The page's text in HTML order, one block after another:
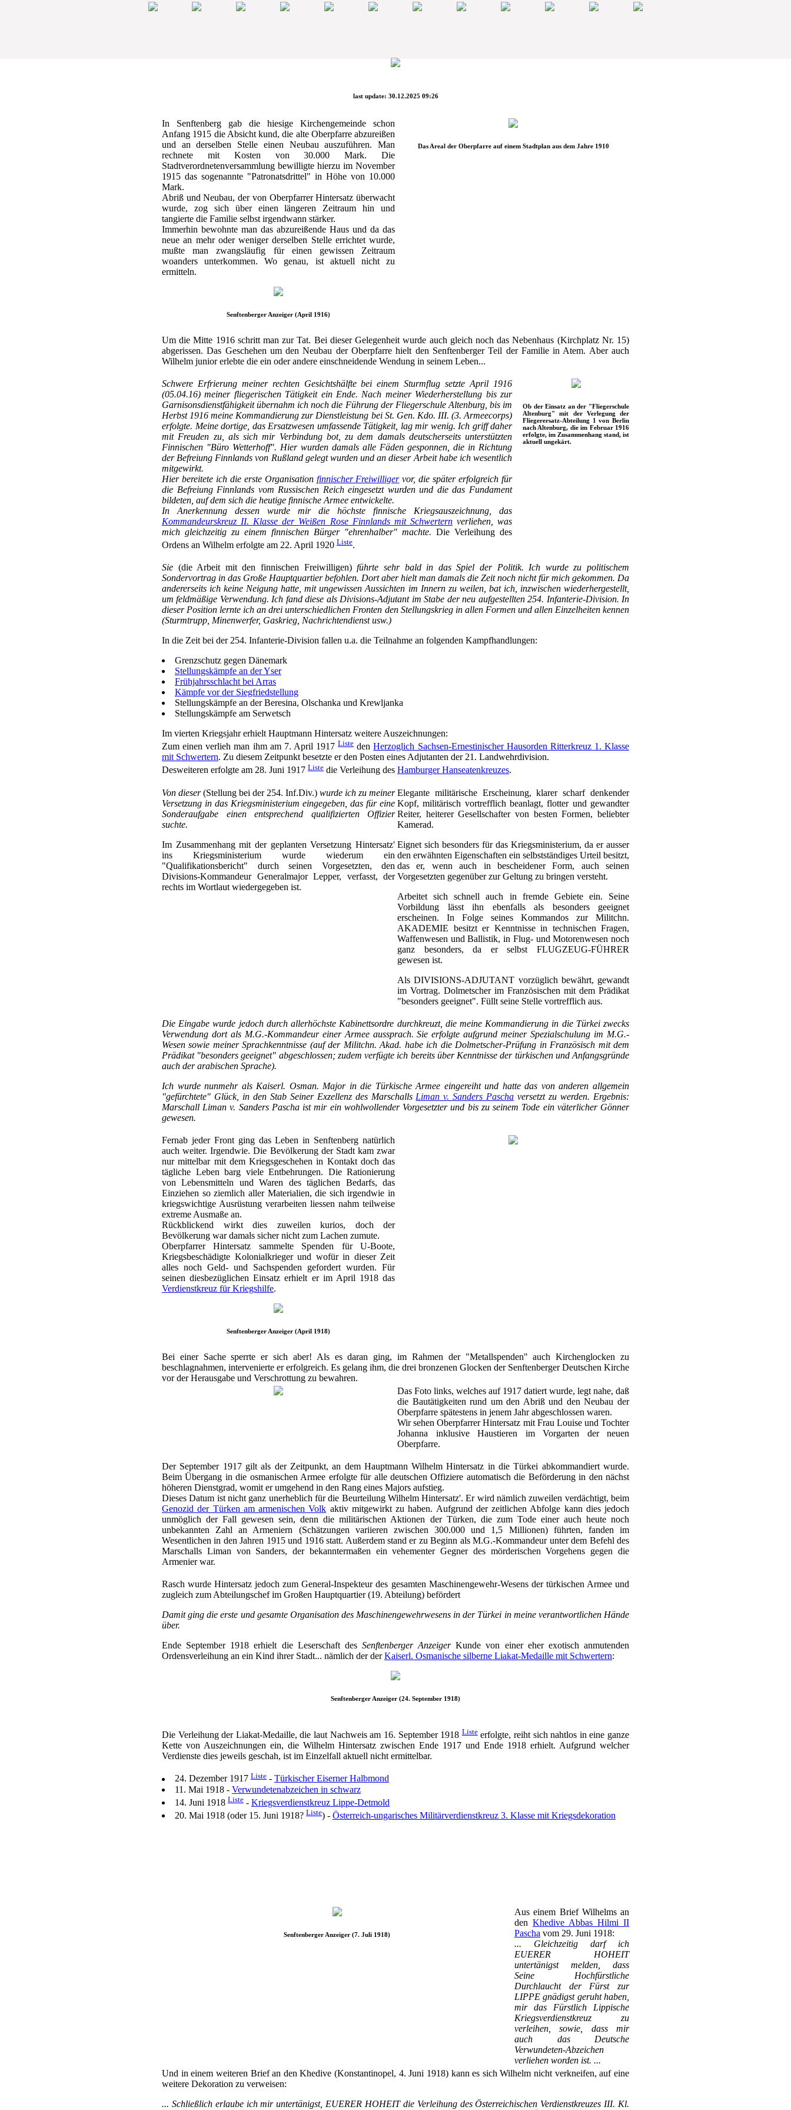
last update: 30.12.2025 09:26
In Senftenberg gab die hiesige Kirchengemeinde schon
Anfang 1915 die Absicht kund, die alte Oberpfarre abzureißen
und an derselben Stelle einen Neubau auszuführen. Man
rechnete mit Kosten von 30.000 Mark. Die
Stadtverordnetenversammlung bewilligte hierzu im November
1915 das sogenannte "Patronatsdrittel" in Höhe von 10.000
Mark.
Abriß und Neubau, der von Oberpfarrer Hintersatz überwacht
wurde, zog sich über einen längeren Zeitraum hin und
tangierte die Familie selbst irgendwann stärker.
Immerhin bewohnte man das abzureißende Haus und da das
neue an mehr oder weniger derselben Stelle errichtet wurde,
mußte man zwangsläufig für einen gewissen Zeitraum
woanders unterkommen. Wo genau, ist aktuell nicht zu
ermitteln.
Senftenberger Anzeiger (April 1916)
Das Areal der Oberpfarre auf einem Stadtplan aus dem Jahre 1910
Um die Mitte 1916 schritt man zur Tat. Bei dieser Gelegenheit wurde auch gleich noch das Nebenhaus (Kirchplatz Nr. 15)
abgerissen. Das Geschehen um den Neubau der Oberpfarre hielt den Senftenberger Teil der Familie in Atem. Aber auch
Wilhelm junior erlebte die ein oder andere einschneidende Wendung in seinem Leben...
Schwere Erfrierung meiner rechten Gesichtshälfte bei einem Sturmflug setzte April 1916
(05.04.16) meiner fliegerischen Tätigkeit ein Ende. Nach meiner Wiederherstellung bis zur
Garnisonsdienstfähigkeit übernahm ich noch die Führung der Fliegerschule Altenburg, bis im
Herbst 1916 meine Kommandierung zur Dienstleistung bei St. Gen. Kdo. III. (3. Armeecorps)
erfolgte. Meine dortige, das Ersatzwesen umfassende Tätigkeit, lag mir wenig. Ich griff daher
mit Freuden zu, als sich mir Verbindung bot, zu dem damals deutscherseits unterstützten
Finnischen "Büro Wetterhoff". Hier wurden damals alle Fäden gesponnen, die in Richtung
der Befreiung Finnlands von Rußland gelegt wurden und an dieser Arbeit habe ich wesentlich
mitgewirkt.
Hier bereitete ich die erste Organisation finnischer Freiwilligervor, die später erfolgreich für
die Befreiung Finnlands vom Russischen Reich eingesetzt wurden und die das Fundament
bildeten, auf dem sich die heutige finnische Armee entwickelte.
In Anerkennung dessen wurde mir die höchste finnische Kriegsauszeichnung, das
Kommandeurskreuz II. Klasse der Weißen Rose Finnlands mit Schwerternverliehen, was
mich gleichzeitig zu einem finnischen Bürger "ehrenhalber" machte. Die Verleihung des
Ordens an Wilhelm erfolgte am 22. April 1920 Liste.
Ob der Einsatz an der "Fliegerschule
Altenburg" mit der Verlegung der
Fliegerersatz-Abteilung 1 von Berlin
nach Altenburg, die im Februar 1916
erfolgte, im Zusammenhang stand, ist
aktuell ungekärt.
Sie (die Arbeit mit den finnischen Freiwilligen)führte sehr bald in das Spiel der Politik. Ich wurde zu politischem
Sondervortrag in das Große Hauptquartier befohlen. Dort aber hielt man damals die Zeit noch nicht für mich gekommen. Da
andererseits ich keine Neigung hatte, mit ungewissen Aussichten im Innern zu weilen, bat ich, inzwischen wiederhergestellt,
um feldmäßige Verwendung. Ich fand diese als Divisions-Adjutant im Stabe der neu aufgestellten 254. Infanterie-Division. In
dieser Position lernte ich an drei unterschiedlichen Fronten den Stellungskrieg in allen Formen und allen Einzelheiten kennen
(Sturmtrupp, Minenwerfer, Gaskrieg, Nachrichtendienst usw.)
In die Zeit bei der 254. Infanterie-Division fallen u.a. die Teilnahme an folgenden Kampfhandlungen:
Grenzschutz gegen Dänemark
Stellungskämpfe an der Yser
Frühjahrsschlacht bei Arras
Kämpfe vor der Siegfriedstellung
Stellungskämpfe an der Beresina, Olschanka und Krewljanka
Stellungskämpfe am Serwetsch
Im vierten Kriegsjahr erhielt Hauptmann Hintersatz weitere Auszeichnungen:
Zum einen verlieh man ihm am 7. April 1917ListedenHerzoglich Sachsen-Ernestinischer Hausorden Ritterkreuz 1. Klasse
mit Schwertern. Zu diesem Zeitpunkt besetzte er den Posten eines Adjutanten der 21. Landwehrdivision.
Desweiteren erfolgte am 28. Juni 1917 Liste die Verleihung des Hamburger Hanseatenkreuzes.
Von dieser(Stellung bei der 254. Inf.Div.) wurde ich zu meiner
Versetzung in das Kriegsministerium eingegeben, das für eine
Sonderaufgabe einen entsprechend qualifizierten Offizier
suchte.
Im Zusammenhang mit der geplanten Versetzung Hintersatz'
ins Kriegsministerium wurde wiederum ein
"Qualifikationsbericht" durch seinen Vorgesetzten, den
Divisions-Kommandeur Generalmajor Lepper, verfasst, der
rechts im Wortlaut wiedergegeben ist.
Elegante militärische Erscheinung, klarer scharf denkender
Kopf, militärisch vortrefflich beanlagt, flotter und gewandter
Reiter, heiterer Gesellschafter von besten Formen, beliebter
Kamerad.
Eignet sich besonders für das Kriegsministerium, da er ausser
den erwähnten Eigenschaften ein selbstständiges Urteil besitzt,
das er, wenn auch in bescheidener Form, auch seinen
Vorgesetzten gegenüber zur Geltung zu bringen versteht.
Arbeitet sich schnell auch in fremde Gebiete ein. Seine
Vorbildung lässt ihn ebenfalls als besonders geeignet
erscheinen. In Folge seines Kommandos zur Militchn.
AKADEMIE besitzt er Kenntnisse in technischen Fragen,
Waffenwesen und Ballistik, in Flug- und Motorenwesen noch
ganz besonders, da er selbst FLUGZEUG-FÜHRER
gewesen ist.
Als DIVISIONS-ADJUTANT vorzüglich bewährt, gewandt
im Vortrag. Dolmetscher im Französischen mit dem Prädikat
"besonders geeignet". Füllt seine Stelle vortrefflich aus.
Die Eingabe wurde jedoch durch allerhöchste Kabinettsordre durchkreuzt, die meine Kommandierung in die Türkei zwecks
Verwendung dort als M.G.-Kommandeur einer Armee aussprach. Sie erfolgte aufgrund meiner Spezialschulung im M.G.-
Wesen sowie meiner Sprachkenntnisse (auf der Militchn. Akad. habe ich die Dolmetscher-Prüfung in Französisch mit dem
Prädikat "besonders geeignet" abgeschlossen; zudem verfügte ich bereits über Kenntnisse der türkischen und Anfangsgründe
auch der arabischen Sprache).
Ich wurde nunmehr als Kaiserl. Osman. Major in die Türkische Armee eingereiht und hatte das von anderen allgemein
"gefürchtete" Glück, in den Stab Seiner Exzellenz des Marschalls Liman v. Sanders Pascha versetzt zu werden. Ergebnis:
Marschall Liman v. Sanders Pascha ist mir ein wohlwollender Vorgesetzter und bis zu seinem Tode ein väterlicher Gönner
gewesen.
Fernab jeder Front ging das Leben in Senftenberg natürlich
auch weiter. Irgendwie. Die Bevölkerung der Stadt kam zwar
nur mittelbar mit dem Kriegsgeschehen in Kontakt doch das
tägliche Leben barg viele Entbehrungen. Die Rationierung
von Lebensmitteln und Waren des täglichen Bedarfs, das
Einziehen so ziemlich aller Materialien, die sich irgendwie in
kriegswichtige Ausrüstung verarbeiten liessen nahm teilweise
extreme Ausmaße an.
Rückblickend wirkt dies zuweilen kurios, doch der
Bevölkerung war damals sicher nicht zum Lachen zumute.
Oberpfarrer Hintersatz sammelte Spenden für U-Boote,
Kriegsbeschädigte Kolonialkrieger und wofür in dieser Zeit
alles noch Geld- und Sachspenden gefordert wurden. Für
seinen diesbezüglichen Einsatz erhielt er im April 1918 das
Verdienstkreuz für Kriegshilfe.
Senftenberger Anzeiger (April 1918)
Bei einer Sache sperrte er sich aber! Als es daran ging, im Rahmen der "Metallspenden" auch Kirchenglocken zu
beschlagnahmen, intervenierte er erfolgreich. Es gelang ihm, die drei bronzenen Glocken der Senftenberger Deutschen Kirche
vor der Herausgabe und Verschrottung zu bewahren.
Das Foto links, welches auf 1917 datiert wurde, legt nahe, daß
die Bautätigkeiten rund um den Abriß und den Neubau der
Oberpfarre spätestens in jenem Jahr abgeschlossen waren.
Wir sehen Oberpfarrer Hintersatz mit Frau Louise und Tochter
Johanna inklusive Haustieren im Vorgarten der neuen
Oberpfarre.
Der September 1917 gilt als der Zeitpunkt, an dem Hauptmann Wilhelm Hintersatz in die Türkei abkommandiert wurde.
Beim Übergang in die osmanischen Armee erfolgte für alle deutschen Offiziere automatisch die Beförderung in den nächst
höheren Dienstgrad, womit er umgehend in den Rang eines Majors aufstieg.
Dieses Datum ist nicht ganz unerheblich für die Beurteilung Wilhelm Hintersatz'. Er wird nämlich zuweilen verdächtigt, beim
Genozid der Türken am armenischen Volk aktiv mitgewirkt zu haben. Aufgrund der zeitlichen Abfolge kann dies jedoch
unmöglich der Fall gewesen sein, denn die militärischen Aktionen der Türken, die zum Tode einer auch heute noch
unbekannten Zahl an Armeniern (Schätzungen variieren zwischen 300.000 und 1,5 Millionen) führten, fanden im
Wesentlichen in den Jahren 1915 und 1916 statt. Außerdem stand er zu Beginn als M.G.-Kommandeur unter dem Befehl des
Marschalls Liman von Sanders, der bekanntermaßen ein vehementer Gegner des mörderischen Vorgehens gegen die
Armenier war.
Rasch wurde Hintersatz jedoch zum General-Inspekteur des gesamten Maschinengewehr-Wesens der türkischen Armee und
zugleich zum Abteilungschef im Großen Hauptquartier (19. Abteilung) befördert
Damit ging die erste und gesamte Organisation des Maschinengewehrwesens in der Türkei in meine verantwortlichen Hände
über.
Ende September 1918 erhielt die Leserschaft des Senftenberger AnzeigerKunde von einer eher exotisch anmutenden
Ordensverleihung an ein Kind ihrer Stadt... nämlich der derKaiserl. Osmanische silberne Liakat-Medaille mit Schwertern:
Senftenberger Anzeiger (24. September 1918)
Die Verleihung der Liakat-Medaille, die laut Nachweis am 16. September 1918Listeerfolgte, reiht sich nahtlos in eine ganze
Kette von Auszeichnungen ein, die Wilhelm Hintersatz zwischen Ende 1917 und Ende 1918 erhielt. Aufgrund welcher
Verdienste dies jeweils geschah, ist im Einzelfall aktuell nicht ermittelbar.
24. Dezember 1917 Liste - Türkischer Eiserner Halbmond
11. Mai 1918 - Verwundetenabzeichen in schwarz
14. Juni 1918 Liste - Kriegsverdienstkreuz Lippe-Detmold
20. Mai 1918 (oder 15. Juni 1918? Liste) - Österreich-ungarisches Militärverdienstkreuz 3. Klasse mit Kriegsdekoration
Senftenberger Anzeiger (7. Juli 1918)
Aus einem Brief Wilhelms an
den Khedive Abbas Hilmi II
Pascha vom 29. Juni 1918:
... Gleichzeitig darf ich
EUERER HOHEIT
untertänigst melden, dass
Seine Hochfürstliche
Durchlaucht der Fürst zur
LIPPE gnädigst geruht haben,
mir das Fürstlich Lippische
Kriegsverdienstkreuz zu
verleihen, sowie, dass mir
auch das Deutsche
Verwundeten-Abzeichen
verliehen worden ist. ...
Und in einem weiteren Brief an den Khedive (Konstantinopel, 4. Juni 1918) kann es sich Wilhelm nicht verkneifen, auf eine
weitere Dekoration zu verweisen:
... Schließlich erlaube ich mir untertänigst, EUERER HOHEIT die Verleihung des Österreichischen Verdienstkreuzes III. Kl.